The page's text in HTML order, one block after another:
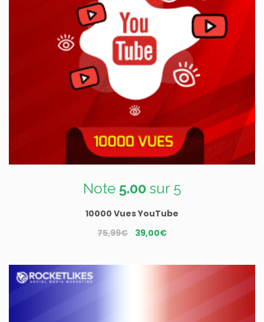
Note 5.00sur 5
10000 Vues YouTube
75,99€ Le
initial
39,00€Le
actuel